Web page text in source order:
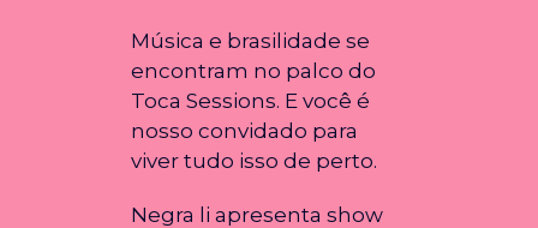
Música e brasilidade se
encontram no palco do
Toca Sessions. E você é
nosso convidado para
viver tudo isso de perto.
Negra li apresenta show